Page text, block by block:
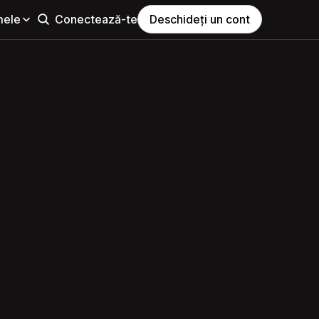
Conectează-te Deschideți un cont